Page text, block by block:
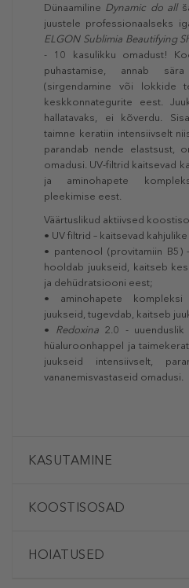
Dünaamiline Dynamic do all
juustele professionaalseks
ELGON Sublimia Beautifying
- 10 kasulikku omadust!
puhastamise, annab
(sirgendamine või lokkide
keskkonnategurite eest.
hallatavaks, ei kõverdu.
taimne keratiin intensiivselt
parandab nende elastsust,
omadusi. UV-filtrid kaitsevad
ja aminohapete
pleekimise eest.
Väärtuslikud aktiivsed
• UV filtrid – kaitsevad
• pantenool (provitamiin B5)
hooldab juukseid, kaitseb
ja dehüdratsiooni eest;
• aminohapete
juukseid, tugevdab, kaitseb
• Redoxina2.0 - uuenduslik
hüaluroonhappel ja
juukseid intensiivselt,
vananemisvastaseid omadusi.
KASUTAMINE
KOOSTISOSAD
HOIATUSED